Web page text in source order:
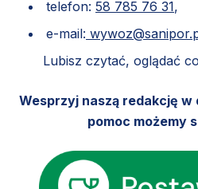
telefon: 58 785 76 31,
e-mail:
Lubisz czytać, oglądać
Wesprzyj naszą redakcję w
pomoc możemy